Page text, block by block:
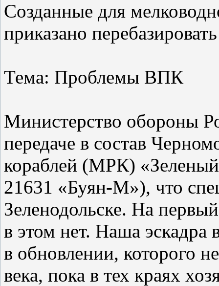
Созданные для
приказано
Тема: Проблемы ВПК
Министерство обороны
передаче в состав
кораблей (МРК)
21631 «Буян-М»), что
Зеленодольске. На
в этом нет. Наша эскадра
в обновлении, которого
века, пока в тех краях